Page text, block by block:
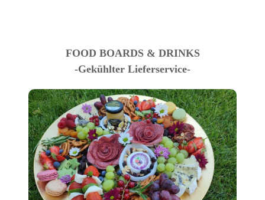
FOOD BOARDS & DRINKS
-Gekühlter Lieferservice-